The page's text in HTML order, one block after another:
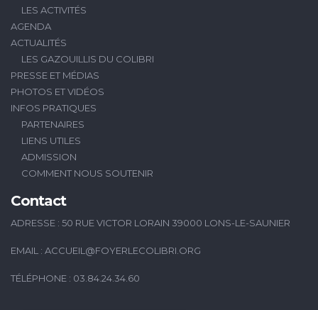
LES ACTIVITÉS
AGENDA
ACTUALITÉS
LES GAZOUILLIS DU COLIBRI
PRESSE ET MÉDIAS
PHOTOS ET VIDÉOS
INFOS PRATIQUES
PARTENAIRES
LIENS UTILES
ADMISSION
COMMENT NOUS SOUTENIR
Contact
ADRESSE : 50 RUE VICTOR LORAIN 39000 LONS-LE-SAUNIER
EMAIL : ACCUEIL@FOYERLECOLIBRI.ORG
TÉLÉPHONE : 03.84.24.34.60